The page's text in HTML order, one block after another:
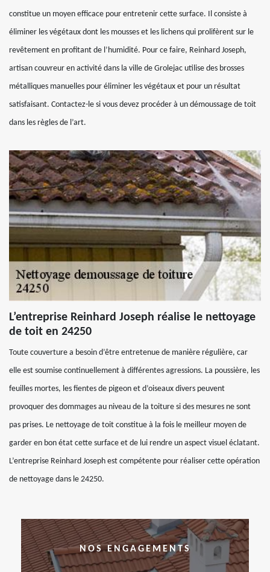
constitue un moyen efficace pour entretenir cette surface. Il consiste à
éliminer les végétaux dont les mousses et les lichens qui prolifèrent sur le
revêtement en profitant de l’humidité. Pour ce faire, Reinhard Joseph,
artisan couvreur en activité dans la ville de Grolejac utilise des brosses
métalliques manuelles pour éliminer les végétaux et pour un résultat
satisfaisant. Contactez-le si vous devez procéder à un démoussage de toit
dans les règles de l’art.
L’entreprise Reinhard Joseph réalise le nettoyage
de toit en 24250
Toute couverture a besoin d’être entretenue de manière régulière, car
elle est soumise continuellement à différentes agressions. La poussière, les
feuilles mortes, les fientes de pigeon et d’oiseaux divers peuvent
provoquer des dommages au niveau de la toiture si des mesures ne sont
pas prises. Le nettoyage de toit constitue à la fois le meilleur moyen de
garder en bon état cette surface et de lui rendre un aspect visuel éclatant.
L’entreprise Reinhard Joseph est compétente pour réaliser cette opération
de nettoyage dans le 24250.
NOS ENGAGEMENTS